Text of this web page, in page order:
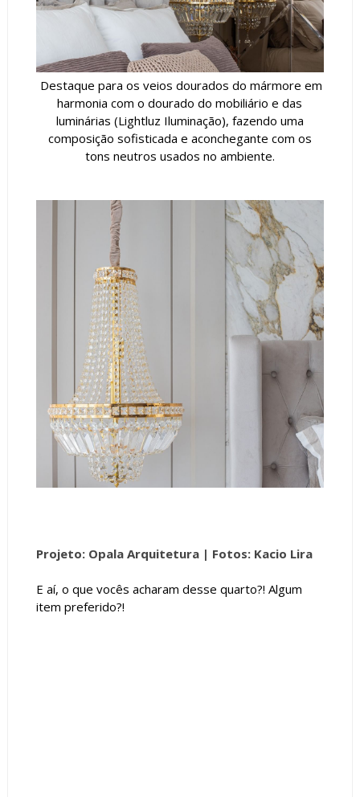
Destaque para os veios dourados do mármore em
harmonia com o dourado do mobiliário e das
luminárias (Lightluz Iluminação), fazendo uma
composição sofisticada e aconchegante com os
tons neutros usados no ambiente.
Projeto: Opala Arquitetura | Fotos: Kacio Lira
E aí, o que vocês acharam desse quarto?! Algum
item preferido?!